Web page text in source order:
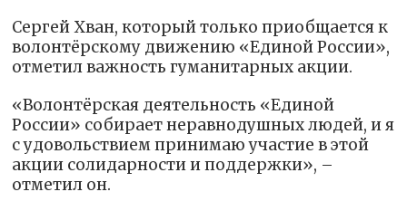
Сергей Хван, который только приобщается к
волонтёрскому движению «Единой России»,
отметил важность гуманитарных акции.
«Волонтёрская деятельность «Единой
России» собирает неравнодушных людей, и я
с удовольствием принимаю участие в этой
акции солидарности и поддержки», –
отметил он.